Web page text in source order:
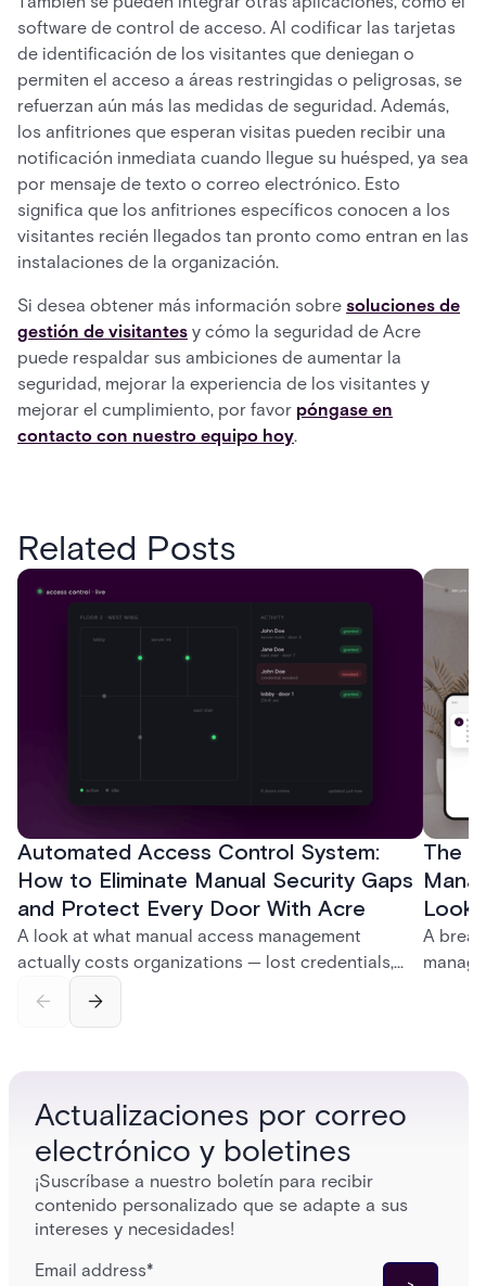
software de control de acceso. Al codificar las tarjetas
de identificación de los visitantes que deniegan o
permiten el acceso a áreas restringidas o peligrosas, se
refuerzan aún más las medidas de seguridad. Además,
los anfitriones que esperan visitas pueden recibir una
notificación inmediata cuando llegue su huésped, ya sea
por mensaje de texto o correo electrónico. Esto
significa que los anfitriones específicos conocen a los
visitantes recién llegados tan pronto como entran en las
instalaciones de la organización.
Si desea obtener más información sobre soluciones de
gestión de visitantes y cómo la seguridad de Acre
puede respaldar sus ambiciones de aumentar la
seguridad, mejorar la experiencia de los visitantes y
mejorar el cumplimiento, por favor póngase en
contacto con nuestro equipo hoy.
Related Posts
Automated Access Control System:
How to Eliminate Manual Security Gaps
and Protect Every Door With Acre
A look at what manual access management
actually costs organizations — lost credentials,
— and how Acre's automated access control
The
Look
A
Actualizaciones por correo
electrónico y boletines
¡Suscríbase a nuestro boletín para recibir
contenido personalizado que se adapte a sus
intereses y necesidades!
Email address*